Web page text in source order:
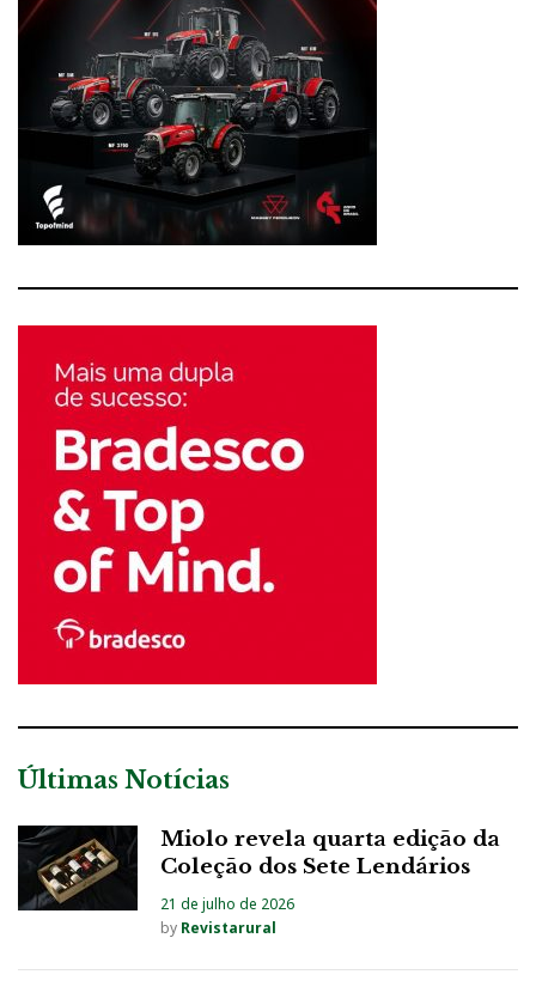
Últimas Notícias
Miolo revela quarta edição da
Coleção dos Sete Lendários
21 de julho de 2026
by Revistarural